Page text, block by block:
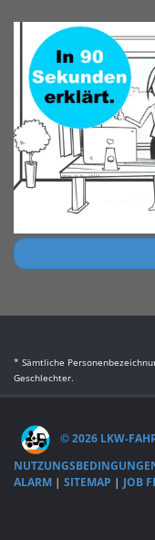
* Sämtliche
Geschlechter.
© 2026 LKW-
ALARM | SITEMAP | JOB